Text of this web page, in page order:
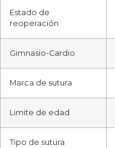
Estado de
reoperación
Gimnasio-Cardio
Marca de sutura
Limite de edad
Tipo de sutura